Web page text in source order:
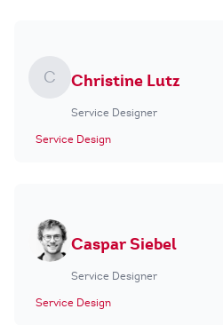
C Christine Lutz
Service Designer
Service Design
Caspar Siebel
Service Designer
Service Design